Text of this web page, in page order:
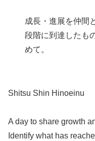
成長・進展を仲間
段階に到達したも
めて。
Shitsu Shin Hinoeinu
A day to share growth
Identify what has